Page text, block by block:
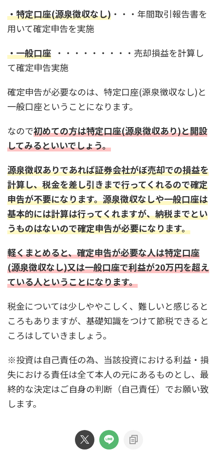
・特定口座(源泉徴収なし) ・・・年間取引報告書を
用いて確定申告を実施
・一般口座 ・・・・・・・・・売却損益を計算し
て確定申告実施
確定申告が必要なのは、特定口座(源泉徴収なし)と
一般口座ということになります。
なので初めての方は特定口座(源泉徴収あり)と開設
してみるといいでしょう。
源泉徴収ありであれば証券会社がぼ売却での損益を
計算し、税金を差し引きまで行ってくれるので確定
申告が不要になります。源泉徴収なしや一般口座は
基本的には計算は行ってくれますが、納税までとい
うものはないので確定申告が必要になります。
軽くまとめると、確定申告が必要な人は特定口座
(源泉徴収なし)又は一般口座で利益が20万円を超え
ている人ということになります。
税金については少しややこしく、難しいと感じると
ころもありますが、基礎知識をつけて節税できると
ころはしていきましょう。
※投資は自己責任の為、当該投資における利益・損
失における責任は全て本人の元にあるものとし、最
終的な決定はご自身の判断（自己責任）でお願い致
します。